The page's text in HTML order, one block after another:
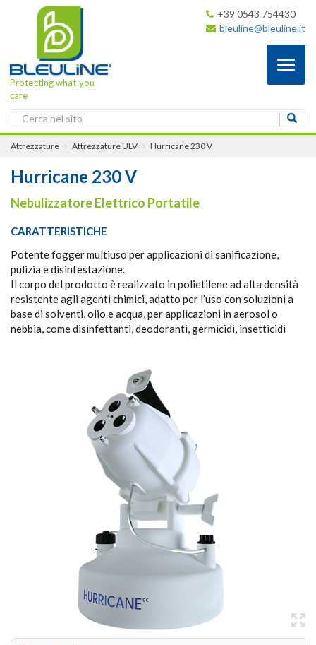
Protecting what you
care
+39 0543 754430
bleuline@bleuline.it
Attrezzature Attrezzature ULV Hurricane 230 V
Hurricane 230 V
Nebulizzatore Elettrico Portatile
CARATTERISTICHE
Potente fogger multiuso per applicazioni di sanificazione,
pulizia e disinfestazione.
Il corpo del prodotto è realizzato in polietilene ad alta densità
resistente agli agenti chimici, adatto per l’uso con soluzioni a
base di solventi, olio e acqua, per applicazioni in aerosol o
nebbia, come disinfettanti, deodoranti, germicidi, insetticidi